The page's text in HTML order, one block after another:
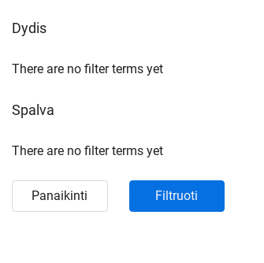
Dydis
There are no filter terms yet
Spalva
There are no filter terms yet
Filtruoti
Panaikinti